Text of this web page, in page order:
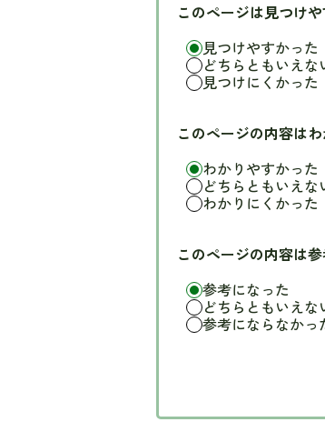
このページは見つけ
見つけやすかった
どちらともいえな
見つけにくかった
このページの内容は
わかりやすかった
どちらともいえな
わかりにくかった
このページの内容は
参考になった
どちらともいえな
参考にならなかっ